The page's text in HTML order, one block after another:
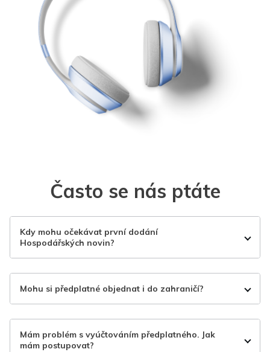
Často se nás ptáte
Kdy mohu očekávat první dodání
Hospodářských novin?
Mohu si předplatné objednat i do zahraničí?
Mám problém s vyúčtováním předplatného. Jak
mám postupovat?